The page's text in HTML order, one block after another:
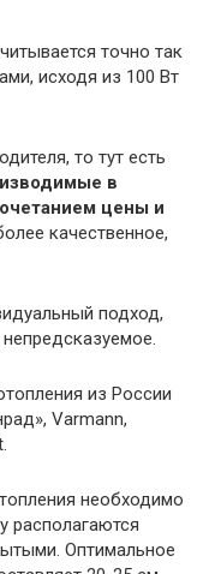
точно так
исходя из 100 Вт
то тут есть
в
цены и
качественное,
подход,
из России
Varmann,
необходимо
располагаются
Оптимальное